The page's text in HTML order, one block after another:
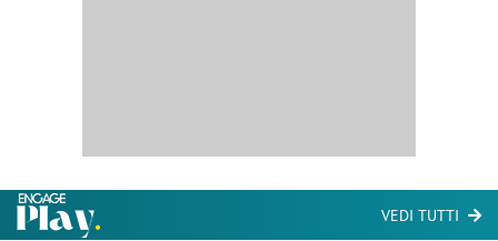
VEDI TUTTI